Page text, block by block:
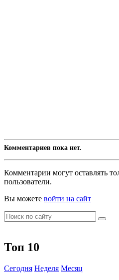
Комментариев пока нет.
Комментарии могут оставлять
пользователи.
Вы можете войти на сайт
Топ 10
Сегодня Неделя Месяц